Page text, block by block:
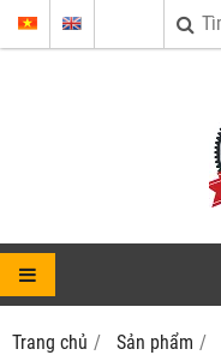
Trang chủ Sản phẩm